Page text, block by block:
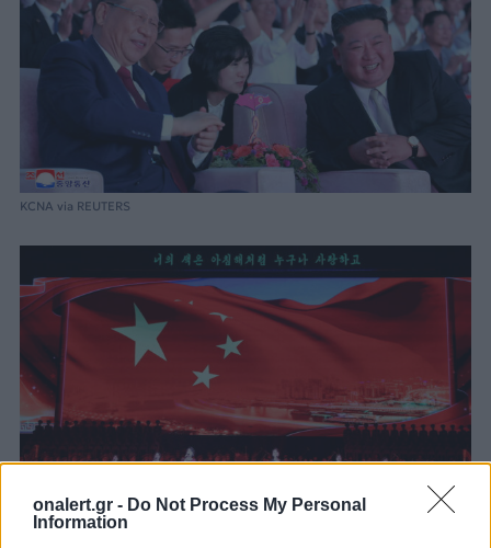
onalert.gr - Do Not Process My Personal
Information
KCNA via REUTERS